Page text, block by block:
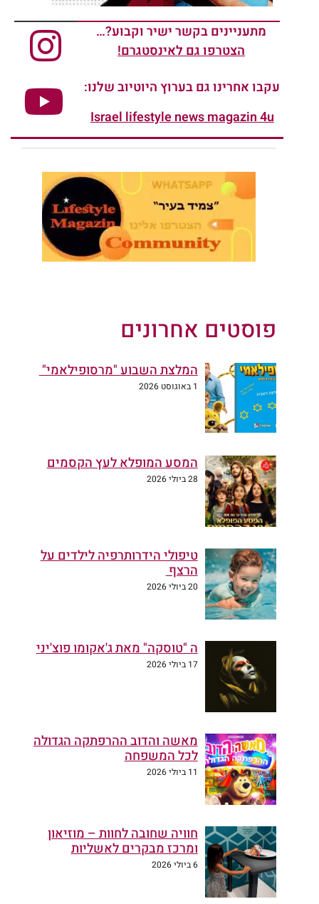
מתעניינים בקשר ישיר וקבוע?…
הצטרפו גם לאינסטגרם!
עקבו אחרינו גם בערוץ היוטיוב שלנו:
Israel lifestyle news magazin 4u
פוסטים אחרונים
המלצת השבוע "מרסופילאמי"
1 באוגוסט 2026
המסע המופלא לעץ הקסמים
28 ביולי 2026
טיפולי הידרותרפיה לילדים על
הרצף
20 ביולי 2026
ה "טוסקה" מאת ג'אקומו פוצ'יני
17 ביולי 2026
מאשה והדוב ההרפתקה הגדולה
לכל המשפחה
11 ביולי 2026
חוויה שחובה לחוות – מוזיאון
ומרכז מבקרים לאשליות
6 ביולי 2026